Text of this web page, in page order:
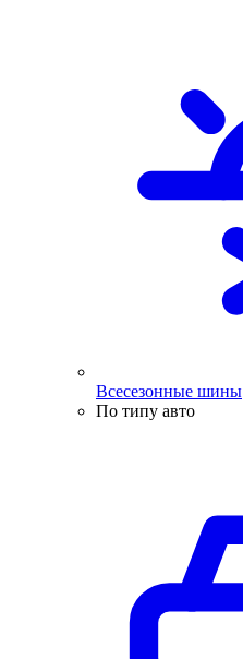
Всесезонные шины
По типу авто